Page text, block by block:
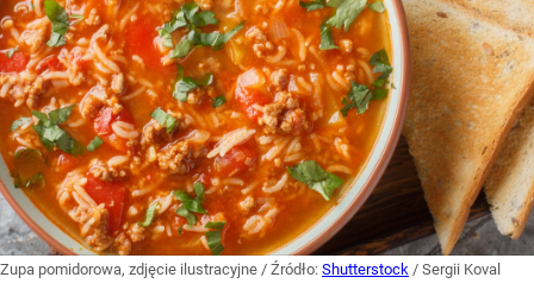
Zupa pomidorowa, zdjęcie ilustracyjne / Źródło: Shutterstock / Sergii Koval